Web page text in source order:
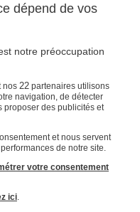
dépend de vos
notre préoccupation
nos 22partenaires utilisons
navigation, de détecter
proposer des publicités et
et nous servent
de notre site.
votre consentement
ici.